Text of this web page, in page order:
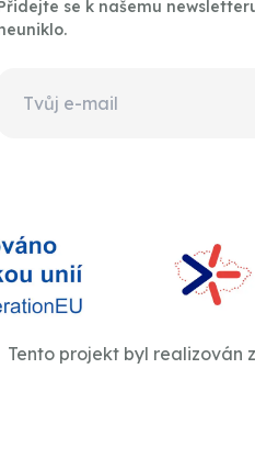
se k našemu
Tento projekt byl realizován